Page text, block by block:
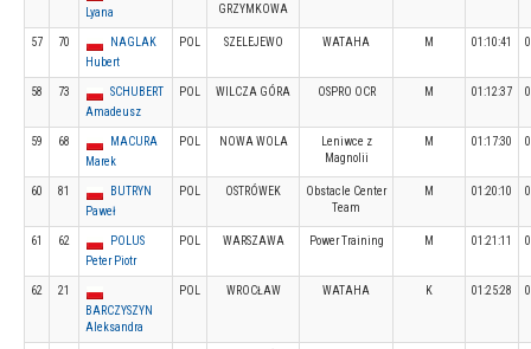
Lyana
GRZYMKOWA
57 70
NAGLAK
Hubert
POL SZELEJEWO WATAHA M 01:10:41
58 73
SCHUBERT
Amadeusz
POL WILCZA GÓRA OSPRO OCR M 01:12:37
59 68
MACURA
Marek
POL NOWA WOLA
Leniwce z
Magnolii
M 01:17:30
60 81
BUTRYN
Paweł
POL OSTRÓWEK
Obstacle Center
Team
M 01:20:10
61 62
POLUS
Peter Piotr
POL WARSZAWA Power Training M 01:21:11
62
21
BARCZYSZYN
Aleksandra
POL WROCŁAW WATAHA K 01:25:28